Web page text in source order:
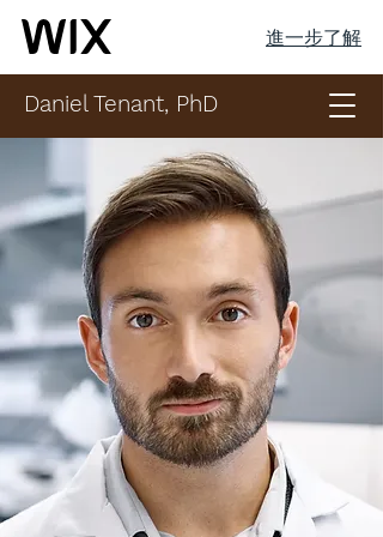
進一步了解